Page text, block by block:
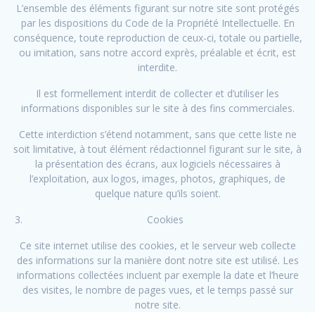
L’ensemble des éléments figurant sur notre site sont protégés
par les dispositions du Code de la Propriété Intellectuelle. En
conséquence, toute reproduction de ceux-ci, totale ou partielle,
ou imitation, sans notre accord exprès, préalable et écrit, est
interdite.
Il est formellement interdit de collecter et d’utiliser les
informations disponibles sur le site à des fins commerciales.
Cette interdiction s’étend notamment, sans que cette liste ne
soit limitative, à tout élément rédactionnel figurant sur le site, à
la présentation des écrans, aux logiciels nécessaires à
l’exploitation, aux logos, images, photos, graphiques, de
quelque nature qu’ils soient.
Cookies
Ce site internet utilise des cookies, et le serveur web collecte
des informations sur la manière dont notre site est utilisé. Les
informations collectées incluent par exemple la date et l’heure
des visites, le nombre de pages vues, et le temps passé sur
notre site.